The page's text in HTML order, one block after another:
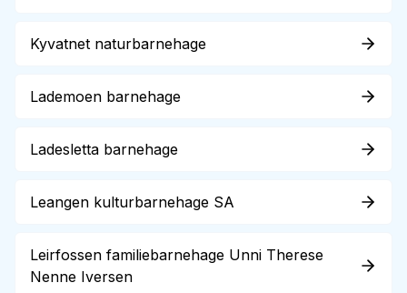
Kyvatnet naturbarnehage
Lademoen barnehage
Ladesletta barnehage
Leangen kulturbarnehage SA
Leirfossen familiebarnehage Unni Therese
Nenne Iversen